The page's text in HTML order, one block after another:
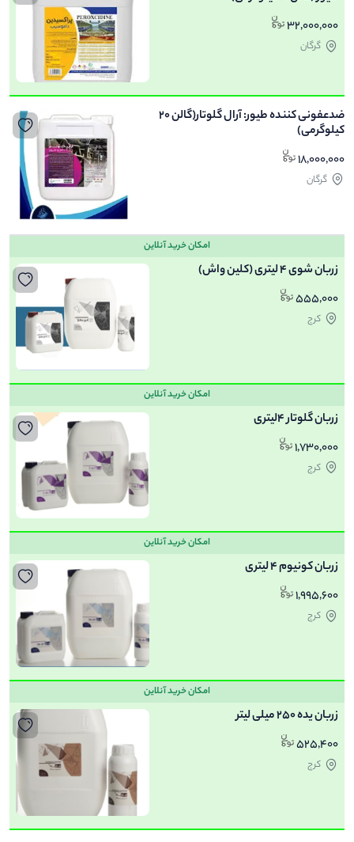
32,000,000
گرگان
ضدعفونی کننده طیور: آرال گلوتار(گالن 20
کیلوگرمی)
18,000,000
گرگان
امکان خرید آنلاین
زربان شوی 4 لیتری (کلین واش)
555,000
کرج
امکان خرید آنلاین
زربان گلوتار 4لیتری
1,730,000
کرج
امکان خرید آنلاین
زربان کونیوم 4 لیتری
1,995,600
کرج
امکان خرید آنلاین
زربان یده 250 میلی لیتر
525,400
کرج